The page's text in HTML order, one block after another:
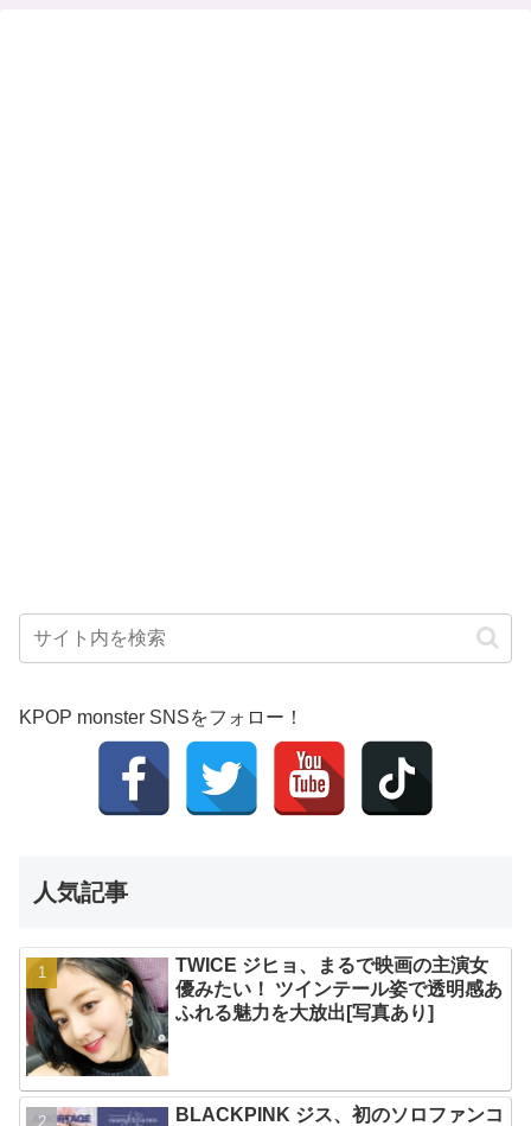
KPOP monster SNSをフォロー！
人気記事
TWICE ジヒョ、まるで映画の主演女
優みたい！ ツインテール姿で透明感あ
ふれる魅力を大放出[写真あり]
BLACKPINK ジス、初のソロファンコ